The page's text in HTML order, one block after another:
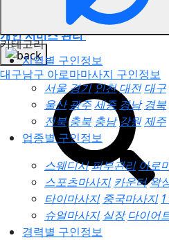
업체 서비스 관리
개인 서비스 관리
대구남구 아로마마사지 구인정보
카테고리
지역별 구인정보
서울경기인천대전 대구
울산 광주세종 경남 경북
전북충북 충남강원제주
업종별 구인정보
스웨디시피부관리 아로
스포츠마사지 카운터왁
타이마사지 중국마사지
슈얼마사지 실장 다이어
경력별 구인정보